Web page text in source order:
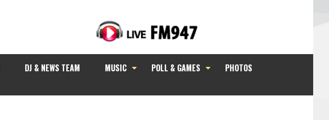
DJ & NEWS TEAM MUSIC POLL & GAMES
PHOTOS